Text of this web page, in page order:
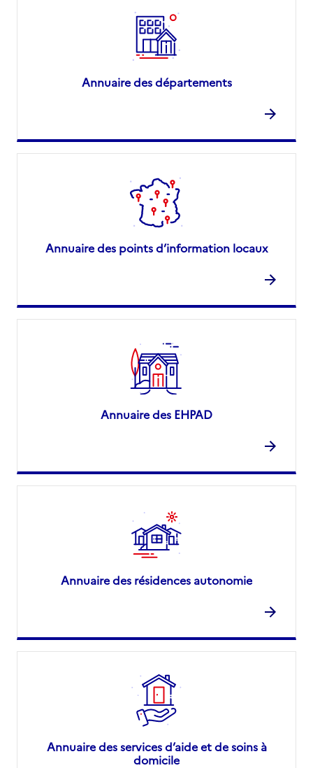
Annuaire des départements
Annuaire des points d’information locaux
Annuaire des EHPAD
Annuaire des résidences autonomie
Annuaire des services d’aide et de soins à
domicile